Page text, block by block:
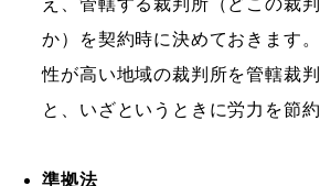
え、管轄する裁判所（どこの裁
か）を契約時に決めておきます
性が高い地域の裁判所を管轄裁
と、いざというときに労力を節約
準拠法